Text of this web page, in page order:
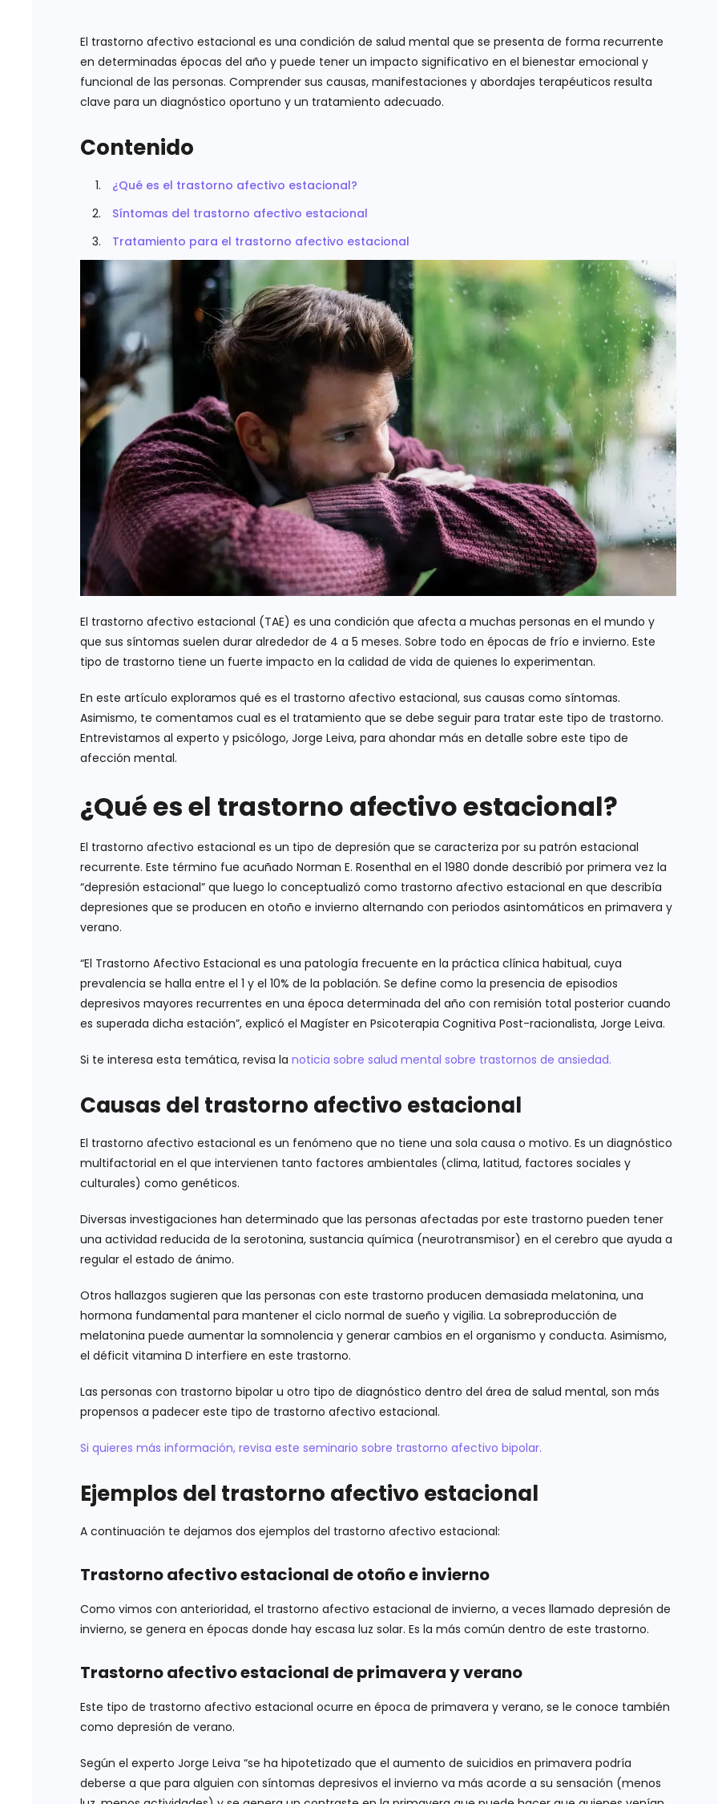
El trastorno afectivo estacional es una condición de salud mental que se presenta de forma recurrente
en determinadas épocas del año y puede tener un impacto significativo en el bienestar emocional y
funcional de las personas. Comprender sus causas, manifestaciones y abordajes terapéuticos resulta
clave para un diagnóstico oportuno y un tratamiento adecuado.
Contenido
¿Qué es el trastorno afectivo estacional?
Síntomas del trastorno afectivo estacional
Tratamiento para el trastorno afectivo estacional
El trastorno afectivo estacional (TAE) es una condición que afecta a muchas personas en el mundo y
que sus síntomas suelen durar alrededor de 4 a 5 meses. Sobre todo en épocas de frío e invierno. Este
tipo de trastorno tiene un fuerte impacto en la calidad de vida de quienes lo experimentan.
En este artículo exploramos qué es el trastorno afectivo estacional, sus causas como síntomas.
Asimismo, te comentamos cual es el tratamiento que se debe seguir para tratar este tipo de trastorno.
Entrevistamos al experto y psicólogo, Jorge Leiva, para ahondar más en detalle sobre este tipo de
afección mental.
¿Qué es el trastorno afectivo estacional?
El trastorno afectivo estacional es un tipo de depresión que se caracteriza por su patrón estacional
recurrente. Este término fue acuñado Norman E. Rosenthal en el 1980 donde describió por primera vez la
“depresión estacional” que luego lo conceptualizó como trastorno afectivo estacional en que describía
depresiones que se producen en otoño e invierno alternando con periodos asintomáticos en primavera y
verano.
“El Trastorno Afectivo Estacional es una patología frecuente en la práctica clínica habitual, cuya
prevalencia se halla entre el 1 y el 10% de la población. Se define como la presencia de episodios
depresivos mayores recurrentes en una época determinada del año con remisión total posterior cuando
es superada dicha estación”, explicó el Magíster en Psicoterapia Cognitiva Post-racionalista, Jorge Leiva.
Si te interesa esta temática, revisa la noticia sobre salud mental sobre trastornos de ansiedad.
Causas del trastorno afectivo estacional
El trastorno afectivo estacional es un fenómeno que no tiene una sola causa o motivo. Es un diagnóstico
multifactorial en el que intervienen tanto factores ambientales (clima, latitud, factores sociales y
culturales) como genéticos.
Diversas investigaciones han determinado que las personas afectadas por este trastorno pueden tener
una actividad reducida de la serotonina, sustancia química (neurotransmisor) en el cerebro que ayuda a
regular el estado de ánimo.
Otros hallazgos sugieren que las personas con este trastorno producen demasiada melatonina, una
hormona fundamental para mantener el ciclo normal de sueño y vigilia. La sobreproducción de
melatonina puede aumentar la somnolencia y generar cambios en el organismo y conducta. Asimismo,
el déficit vitamina D interfiere en este trastorno.
Las personas con trastorno bipolar u otro tipo de diagnóstico dentro del área de salud mental, son más
propensos a padecer este tipo de trastorno afectivo estacional.
Si quieres más información, revisa este seminario sobre trastorno afectivo bipolar.
Ejemplos del trastorno afectivo estacional
A continuación te dejamos dos ejemplos del trastorno afectivo estacional:
Trastorno afectivo estacional de otoño e invierno
Como vimos con anterioridad, el trastorno afectivo estacional de invierno, a veces llamado depresión de
invierno, se genera en épocas donde hay escasa luz solar. Es la más común dentro de este trastorno.
Trastorno afectivo estacional de primavera y verano
Este tipo de trastorno afectivo estacional ocurre en época de primavera y verano, se le conoce también
como depresión de verano.
Según el experto Jorge Leiva “se ha hipotetizado que el aumento de suicidios en primavera podría
deberse a que para alguien con síntomas depresivos el invierno va más acorde a su sensación (menos